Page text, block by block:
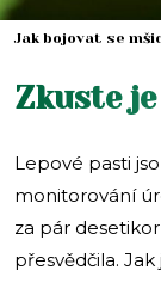
Jak bojovat se
Zkuste
Lepové pasti
monitorování
za pár
přesvědčila.